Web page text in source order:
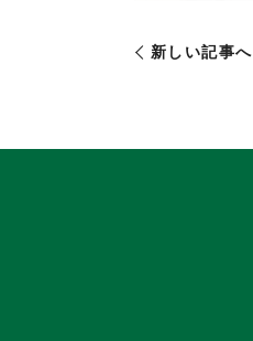
新しい記事へ